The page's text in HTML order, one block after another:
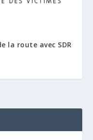
la route avec SDR